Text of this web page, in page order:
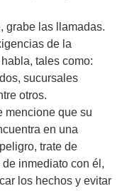
grabe las llamadas.
de la
tales como:
sucursales
otros.
mencione que su
en una
trate de
inmediato con él,
los hechos y evitar